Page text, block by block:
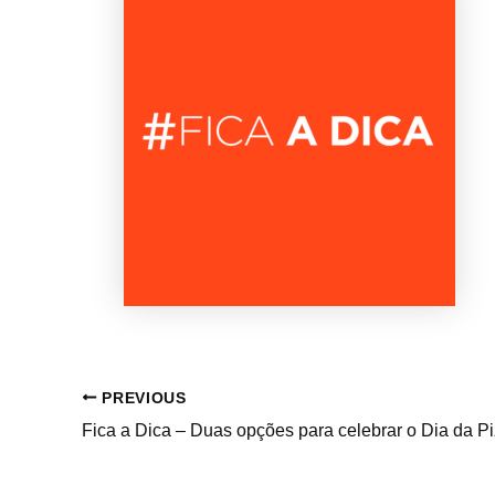
PREVIOUS
Fica a Dica – Duas opções para celebrar o Dia da